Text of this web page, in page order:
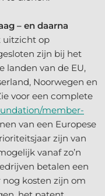
– en daarna
uitzicht op
zijn bij het
landen van de EU,
Noorwegen en
voor een complete
member-
van een Europese
zijn van
vanaf zo’n
betalen een
nog kosten zijn om